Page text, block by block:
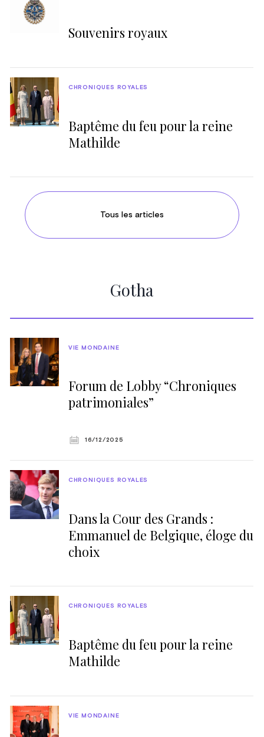
Souvenirs royaux
Baptême du feu pour la reine
Mathilde
CHRONIQUES ROYALES
Tous les articles
Gotha
Forum de Lobby “Chroniques
patrimoniales”
VIE MONDAINE
16/12/2025
Dans la Cour des Grands :
Emmanuel de Belgique, éloge du
choix
CHRONIQUES ROYALES
Baptême du feu pour la reine
Mathilde
CHRONIQUES ROYALES
VIE MONDAINE